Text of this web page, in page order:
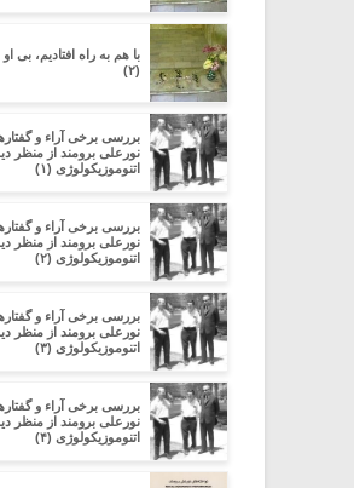
با هم به راه افتادیم، بی
(۲)
بررسی برخی آراء و
نورعلی برومند از منظر
اتنوموزیکولوژی (۱)
بررسی برخی آراء و
نورعلی برومند از منظر
اتنوموزیکولوژی (۲)
بررسی برخی آراء و
نورعلی برومند از منظر
اتنوموزیکولوژی (۳)
بررسی برخی آراء و
نورعلی برومند از منظر
اتنوموزیکولوژی (۴)